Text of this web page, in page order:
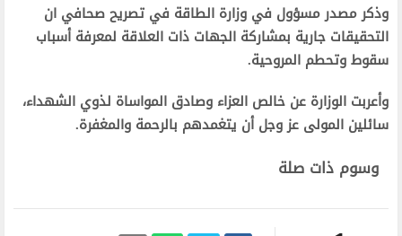
وذكر مصدر مسؤول في وزارة الطاقة في تصريح صحافي ان
التحقيقات جارية بمشاركة الجهات ذات العلاقة لمعرفة أسباب
سقوط وتحطم المروحية.
وأعربت الوزارة عن خالص العزاء وصادق المواساة لذوي الشهداء،
سائلين المولى عز وجل أن يتغمدهم بالرحمة والمغفرة.
وسوم ذات صلة